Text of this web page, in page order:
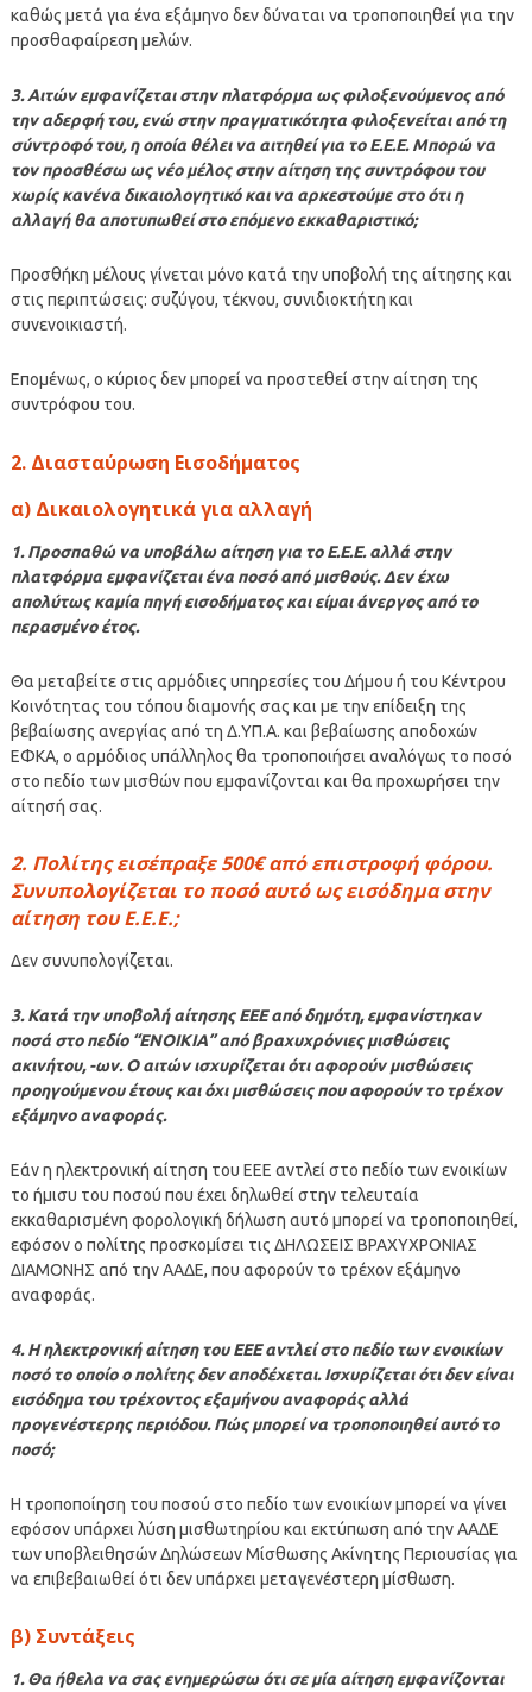
καθώς μετά για ένα εξάμηνο δεν δύναται να τροποποιηθεί για την
προσθαφαίρεση μελών.
3. Αιτών εμφανίζεται στην πλατφόρμα ως φιλοξενούμενος από
την αδερφή του, ενώ στην πραγματικότητα φιλοξενείται από τη
σύντροφό του, η οποία θέλει να αιτηθεί για το Ε.Ε.Ε. Μπορώ να
τον προσθέσω ως νέο μέλος στην αίτηση της συντρόφου του
χωρίς κανένα δικαιολογητικό και να αρκεστούμε στο ότι η
αλλαγή θα αποτυπωθεί στο επόμενο εκκαθαριστικό;
Προσθήκη μέλους γίνεται μόνο κατά την υποβολή της αίτησης και
στις περιπτώσεις: συζύγου, τέκνου, συνιδιοκτήτη και
συνενοικιαστή.
Επομένως, ο κύριος δεν μπορεί να προστεθεί στην αίτηση της
συντρόφου του.
2. Διασταύρωση Εισοδήματος
α) Δικαιολογητικά για αλλαγή
1. Προσπαθώ να υποβάλω αίτηση για το Ε.Ε.Ε. αλλά στην
πλατφόρμα εμφανίζεται ένα ποσό από μισθούς. Δεν έχω
απολύτως καμία πηγή εισοδήματος και είμαι άνεργος από το
περασμένο έτος.
Θα μεταβείτε στις αρμόδιες υπηρεσίες του Δήμου ή του Κέντρου
Κοινότητας του τόπου διαμονής σας και με την επίδειξη της
βεβαίωσης ανεργίας από τη Δ.ΥΠ.Α. και βεβαίωσης αποδοχών
ΕΦΚΑ, ο αρμόδιος υπάλληλος θα τροποποιήσει αναλόγως το ποσό
στο πεδίο των μισθών που εμφανίζονται και θα προχωρήσει την
αίτησή σας.
2. Πολίτης εισέπραξε 500€ από επιστροφή φόρου.
Συνυπολογίζεται το ποσό αυτό ως εισόδημα στην
αίτηση του Ε.Ε.Ε.;
Δεν συνυπολογίζεται.
3. Κατά την υποβολή αίτησης ΕΕΕ από δημότη, εμφανίστηκαν
ποσά στο πεδίο “ΕΝΟΙΚΙΑ” από βραχυχρόνιες μισθώσεις
ακινήτου, -ων. Ο αιτών ισχυρίζεται ότι αφορούν μισθώσεις
προηγούμενου έτους και όχι μισθώσεις που αφορούν το τρέχον
εξάμηνο αναφοράς.
Εάν η ηλεκτρονική αίτηση του ΕΕΕ αντλεί στο πεδίο των ενοικίων
το ήμισυ του ποσού που έχει δηλωθεί στην τελευταία
εκκαθαρισμένη φορολογική δήλωση αυτό μπορεί να τροποποιηθεί,
εφόσον ο πολίτης προσκομίσει τις ΔΗΛΩΣΕΙΣ ΒΡΑΧΥΧΡΟΝΙΑΣ
ΔΙΑΜΟΝΗΣ από την ΑΑΔΕ, που αφορούν το τρέχον εξάμηνο
αναφοράς.
4. Η ηλεκτρονική αίτηση του ΕΕΕ αντλεί στο πεδίο των ενοικίων
ποσό το οποίο ο πολίτης δεν αποδέχεται. Ισχυρίζεται ότι δεν είναι
εισόδημα του τρέχοντος εξαμήνου αναφοράς αλλά
προγενέστερης περιόδου. Πώς μπορεί να τροποποιηθεί αυτό το
ποσό;
Η τροποποίηση του ποσού στο πεδίο των ενοικίων μπορεί να γίνει
εφόσον υπάρχει λύση μισθωτηρίου και εκτύπωση από την ΑΑΔΕ
των υποβλειθησών Δηλώσεων Μίσθωσης Ακίνητης Περιουσίας για
να επιβεβαιωθεί ότι δεν υπάρχει μεταγενέστερη μίσθωση.
β) Συντάξεις
1. Θα ήθελα να σας ενημερώσω ότι σε μία αίτηση εμφανίζονται